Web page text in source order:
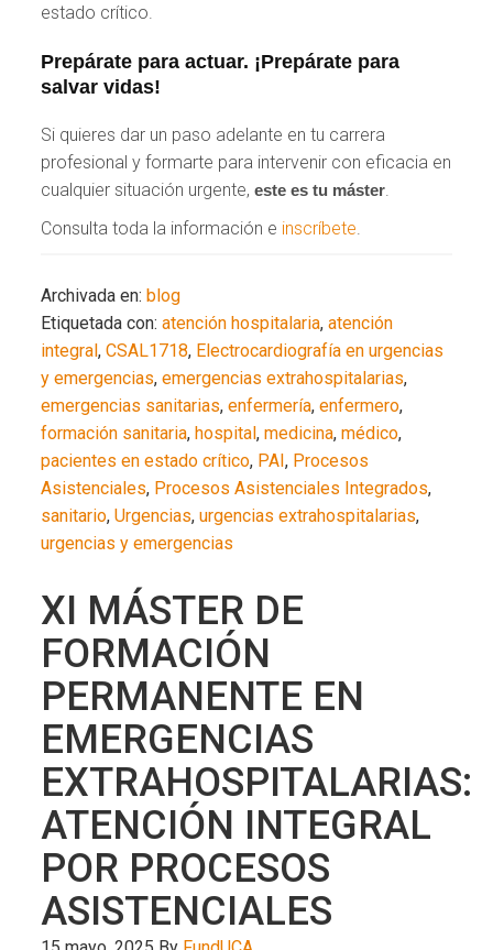
estado crítico.
Prepárate para actuar. ¡Prepárate para
salvar vidas!
Si quieres dar un paso adelante en tu carrera
profesional y formarte para intervenir con eficacia en
cualquier situación urgente,este es tu máster
Consulta toda la información e inscríbete
Archivada en:blog
Etiquetada con:atención hospitalaria,atención
integral,CSAL1718, Electrocardiografía en urgencias
y emergencias,emergencias extrahospitalarias,
emergencias sanitarias,enfermería,enfermero,
formación sanitaria,hospital,medicina,médico,
pacientes en estado crítico, PAI, Procesos
Asistenciales, Procesos Asistenciales Integrados,
sanitario,Urgencias,urgencias extrahospitalarias,
urgencias y emergencias
XI MÁSTER DE
FORMACIÓN
PERMANENTE EN
EMERGENCIAS
EXTRAHOSPITALARIAS:
ATENCIÓN INTEGRAL
POR PROCESOS
ASISTENCIALES